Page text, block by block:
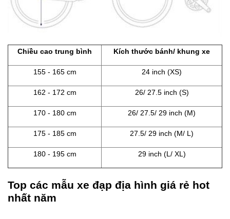
Chiều cao trung bình Kích thước bánh/ khung xe
155 - 165 cm 24 inch (XS)
162 - 172 cm 26/ 27.5 inch (S)
170 - 180 cm 26/ 27.5/ 29 inch (M)
175 - 185 cm 27.5/ 29 inch (M/ L)
180 - 195 cm 29 inch (L/ XL)
Top các mẫu xe đạp địa hình giá rẻ hot
nhất năm